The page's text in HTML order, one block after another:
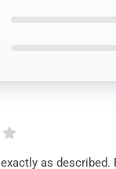
as described.